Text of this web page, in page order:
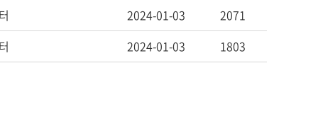
2024-01-03
2071
2024-01-03 1803